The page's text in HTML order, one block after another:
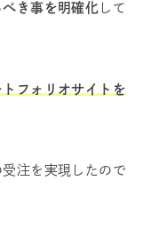
き事を明確化 して
トフォリオサイトを
注を実現したので